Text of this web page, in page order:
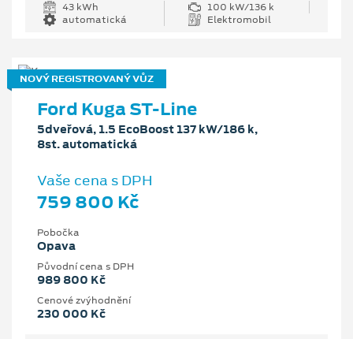
43 kWh
100 kW/136 k
automatická
Elektromobil
NOVÝ REGISTROVANÝ VŮZ
Ford Kuga ST-Line
5dveřová, 1.5 EcoBoost 137 kW/186 k,
8st. automatická
Vaše cena s DPH
759 800 Kč
Pobočka
Opava
Původní cena s DPH
989 800 Kč
Cenové zvýhodnění
230 000 Kč